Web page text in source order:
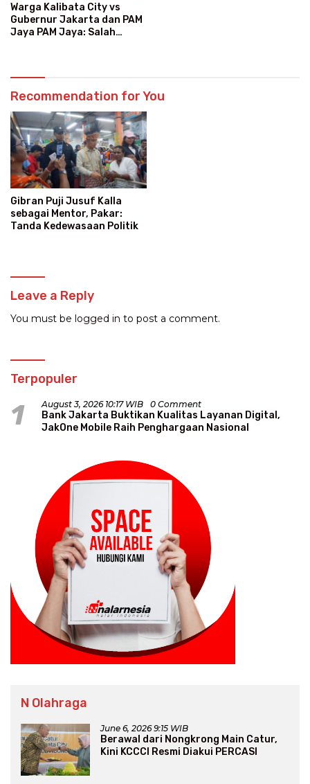
Warga Kalibata City vs
Gubernur Jakarta dan PAM
Jaya PAM Jaya: Salah
Recommendation for You
Gibran Puji Jusuf Kalla
sebagai Mentor, Pakar:
Tanda Kedewasaan Politik
Leave a Reply
You must be logged in to post a comment.
Terpopuler
1 August 3, 2026 10:17 WIB 0 Comment
Bank Jakarta Buktikan Kualitas Layanan Digital,
JakOne Mobile Raih Penghargaan Nasional
N Olahraga
June 6, 2026 9:15 WIB
Berawal dari Nongkrong Main Catur,
Kini KCCCI Resmi Diakui PERCASI